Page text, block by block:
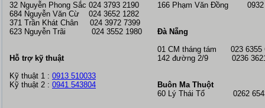
32 Nguyễn Phong Sắc 024 3793 2190
684 Nguyễn Văn Cừ 024 3652 1282
371 Trần Khát Chân 024 3972 7399
623 Nguyễn Trãi 024 3552 1980
Hỗ trợ kỹ thuật
Kỹ thuật 1 : 0913 510033
Kỹ thuật 2 : 0941 543804
166 Phạm Văn Đồng 0932
Đà Nẵng
01 CM tháng tám 023 6355
142 đường 2/9 0236
Buôn Ma Thuột
60 Lý Thái Tổ 0262